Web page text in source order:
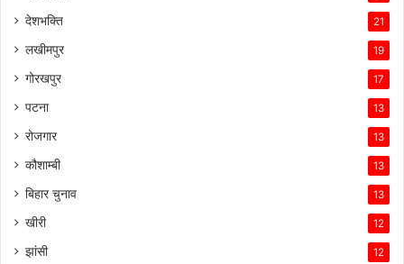
देशभक्ति 21
लखीमपुर 19
गोरखपुर 17
पटना 13
रोजगार 13
कौशाम्बी 13
बिहार चुनाव 13
खीरी 12
झांसी 12